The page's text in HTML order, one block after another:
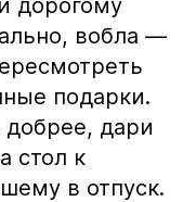
дорогому
вобла —
подарки.
дари
стол к
в отпуск.